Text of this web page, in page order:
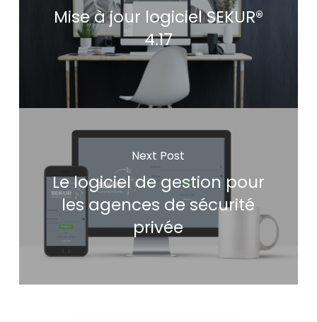
Mise à jour logiciel SEKUR®
4.17
Next Post
Le logiciel de gestion pour
les agences de sécurité
privée